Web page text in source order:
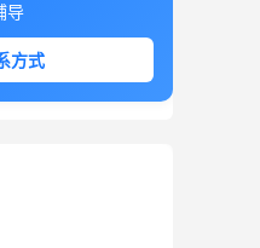
导
方式